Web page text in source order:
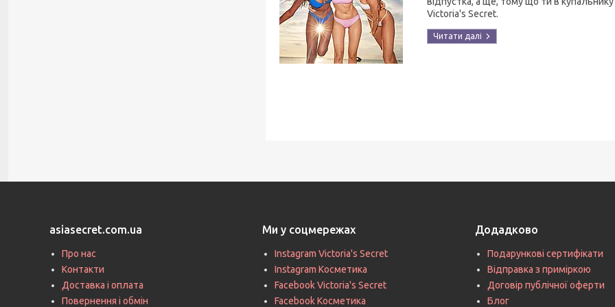
Victoria's Secret.
asiasecret.com.ua
Про нас
Контакти
Доставка і оплата
Повернення і обмін
Ми у соцмережах
Instagram Victoria's Secret
Instagram Косметика
Facebook Victoria's Secret
Facebook Косметика
Додадково
Подарункові сертифікати
Відправка з приміркою
Договір публічної оферти
Блог